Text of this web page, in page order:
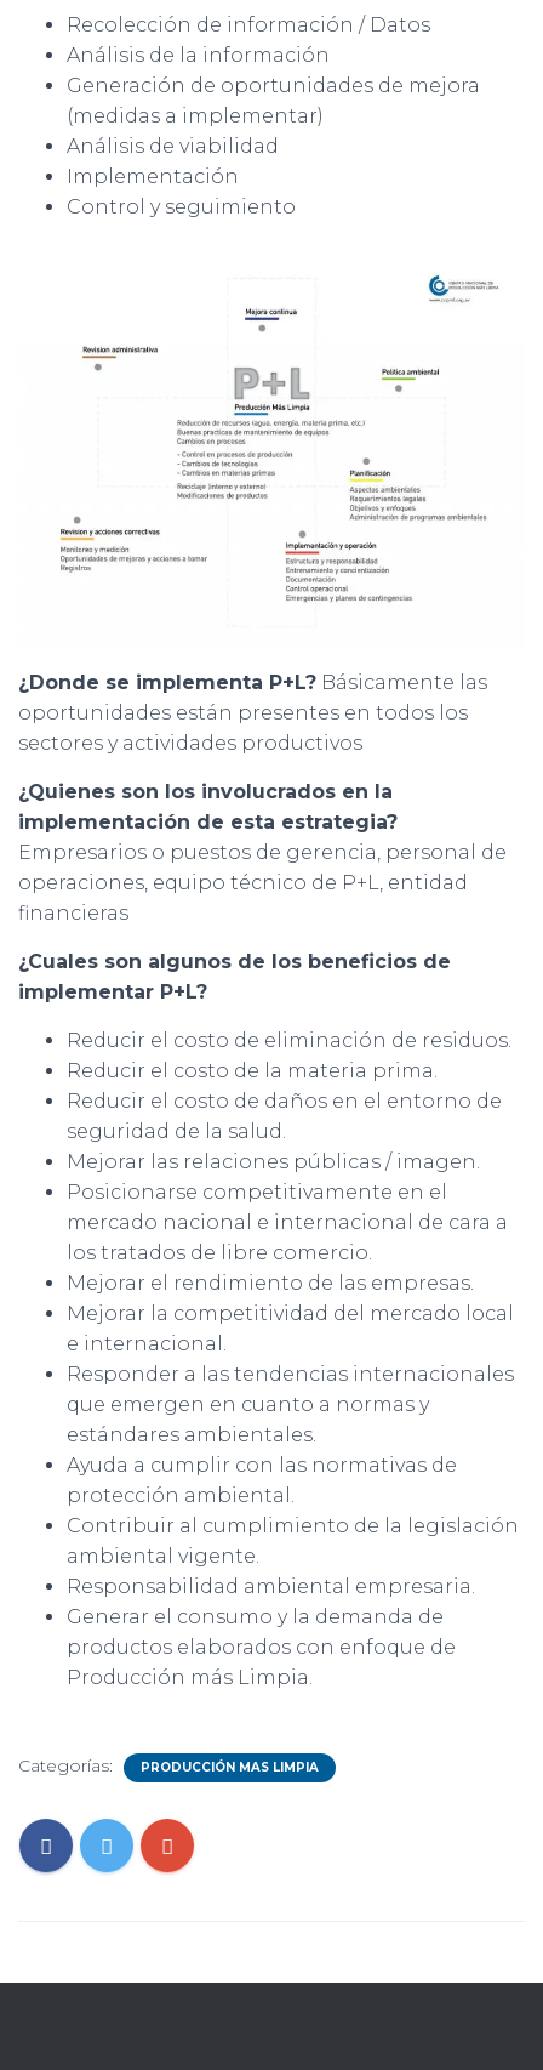
Recolección de información / Datos
Análisis de la información
Generación de oportunidades de mejora
(medidas a implementar)
Análisis de viabilidad
Implementación
Control y seguimiento
¿Donde se implementa P+L? Básicamente las
oportunidades están presentes en todos los
sectores y actividades productivos
¿Quienes son los involucrados en la
implementación de esta estrategia?
Empresarios o puestos de gerencia, personal de
operaciones, equipo técnico de P+L, entidad
financieras
¿Cuales son algunos de los beneficios de
implementar P+L?
Reducir el costo de eliminación de residuos.
Reducir el costo de la materia prima.
Reducir el costo de daños en el entorno de
seguridad de la salud.
Mejorar las relaciones públicas / imagen.
Posicionarse competitivamente en el
mercado nacional e internacional de cara a
los tratados de libre comercio.
Mejorar el rendimiento de las empresas.
Mejorar la competitividad del mercado local
e internacional.
Responder a las tendencias internacionales
que emergen en cuanto a normas y
estándares ambientales.
Ayuda a cumplir con las normativas de
protección ambiental.
Contribuir al cumplimiento de la legislación
ambiental vigente.
Responsabilidad ambiental empresaria.
Generar el consumo y la demanda de
productos elaborados con enfoque de
Producción más Limpia.
Categorías: PRODUCCIÓN MAS LIMPIA